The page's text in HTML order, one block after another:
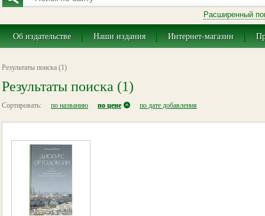
Расширенный
Об издательстве Наши издания Интернет-магазин
Результаты поиска (1)
Результаты поиска (1)
Сортировать: по названию по цене по дате добавления